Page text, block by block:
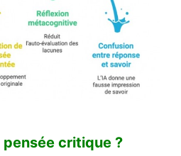
pensée critique ?